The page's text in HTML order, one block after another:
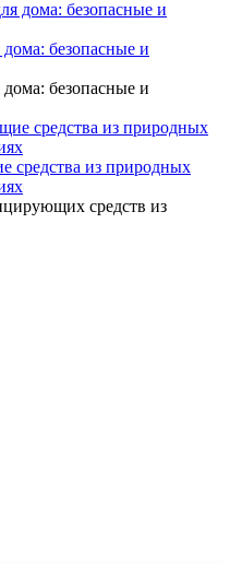
безопасные и
безопасные и
средства из природных
средств из